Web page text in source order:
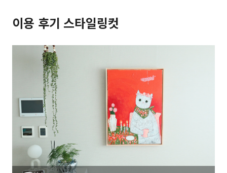
이용 후기 스타일링컷